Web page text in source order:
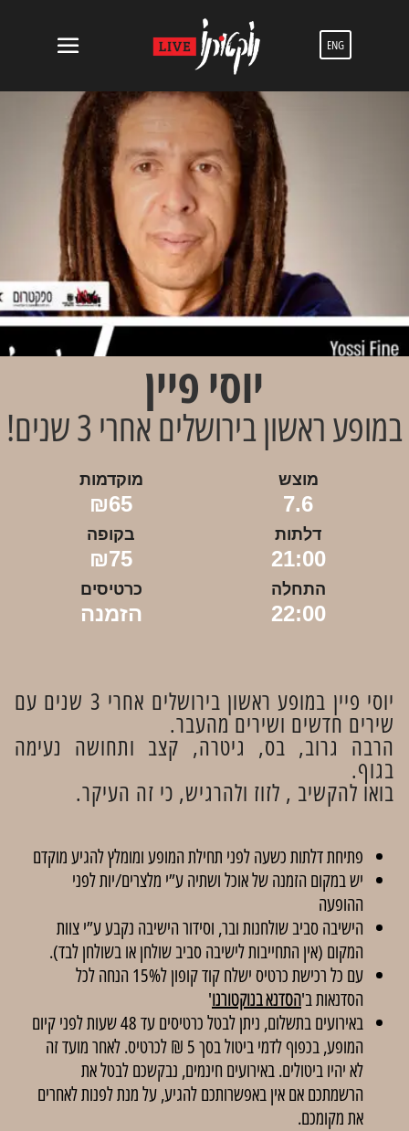
ENG
יוסי פיין
במופע ראשון בירושלים אחרי 3 שנים!
מוצש
7.6
מוקדמות
₪65
דלתות
21:00
בקופה
₪75
התחלה
22:00
כרטיסים
הזמנה
יוסי פיין במופע ראשון בירושלים אחרי 3 שנים עם
שירים חדשים ושירים מהעבר.
הרבה גרוב, בס, גיטרה, קצב ותחושה נעימה
בגוף.
בואו להקשיב , לזוז ולהרגיש, כי זה העיקר.
פתיחת דלתות כשעה לפני תחילת המופע ומומלץ להגיע מוקדם
יש במקום הזמנה של אוכל ושתיה ע”י מלצרים/יות לפני
ההופעה
הישיבה סביב שולחנות ובר, וסידור הישיבה נקבע ע”י צוות
המקום (אין התחייבות לישיבה סביב שולחן או בשולחן לבד).
עם כל רכישת כרטיס ישלח קוד קופון ל15% הנחה לכל
הסדנאות ב'הסדנא בנוקטורנו'
באירועים בתשלום, ניתן לבטל כרטיסים עד 48 שעות לפני קיום
המופע, בכפוף לדמי ביטול בסך 5 ₪ לכרטיס. לאחר מועד זה
לא יהיו ביטולים. באירועים חינמים, נבקשכם לבטל את
הרשמתכם אם אין באפשרותכם להגיע, על מנת לפנות לאחרים
את מקומכם.